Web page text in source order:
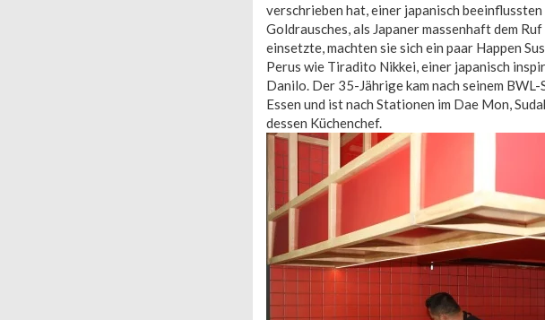
verschrieben hat, einer japanisch
Goldrausches, als Japaner massenhaft dem
einsetzte, machten sie sich ein paar Happen
Perus wie Tiradito Nikkei, einer japanisch
Danilo. Der 35-Jährige kam nach seinem
Essen und ist nach Stationen im Dae Mon,
dessen Küchenchef.